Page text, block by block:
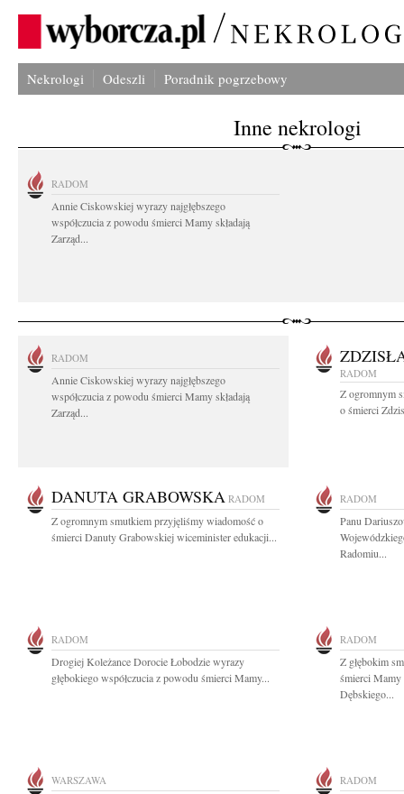
Nekrologi Odeszli Poradnik pogrzebowy
Inne nekrologi
RADOM
Annie Ciskowskiej wyrazy najgłębszego
współczucia z powodu śmierci Mamy składają
Zarząd...
RADOM
Annie Ciskowskiej wyrazy najgłębszego
współczucia z powodu śmierci Mamy składają
Zarząd...
RADOM
Z ogromnym
o śmierci
DANUTA GRABOWSKA RADOM
Z ogromnym smutkiem przyjęliśmy wiadomość o
śmierci Danuty Grabowskiej wiceminister edukacji...
RADOM
Panu
Radomiu...
RADOM
Drogiej Koleżance Dorocie Łobodzie wyrazy
głębokiego współczucia z powodu śmierci Mamy...
RADOM
Z głębokim
śmierci Mamy
Dębskiego...
WARSZAWA RADOM